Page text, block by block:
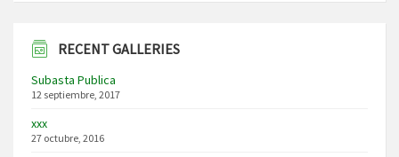
RECENT GALLERIES
Subasta Publica
12 septiembre, 2017
xxx
27 octubre, 2016